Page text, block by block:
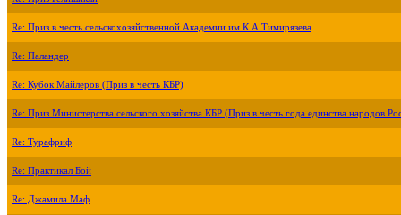
Re: Приз в честь сельскохозяйственной Академии им.К.А.Тимирязева
Re: Паландер
Re: Кубок Майлеров (Приз в честь КБР)
Re: Приз Министерства сельского хозяйства КБР (Приз в честь года единства народов
Re: Турафриф
Re: Практикал Бой
Re: Джамила Маф